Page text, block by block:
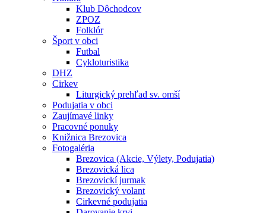
Klub Dôchodcov
ZPOZ
Folklór
Šport v obci
Futbal
Cykloturistika
DHZ
Cirkev
Liturgický prehľad sv. omší
Podujatia v obci
Zaujímavé linky
Pracovné ponuky
Knižnica Brezovica
Fotogaléria
Brezovica (Akcie, Výlety, Podujatia)
Brezovická lica
Brezovickí jurmak
Brezovický volant
Cirkevné podujatia